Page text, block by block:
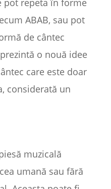
pot repeta în forme
ABAB, sau pot
de cântec
o nouă idee
care este doar
considerată un
muzicală
umană sau fără